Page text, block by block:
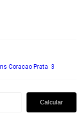
Calcular